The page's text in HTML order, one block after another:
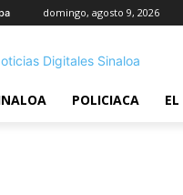
domingo, agosto 9, 2026
POLICIACA EL